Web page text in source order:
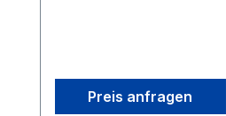
provide flexible, precise
tracking in any
Preis anfragen